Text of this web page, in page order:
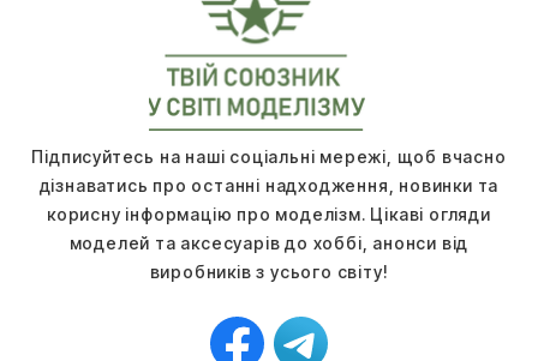
Підписуйтесь на наші соціальні мережі, щоб вчасно
дізнаватись про останні надходження, новинки та
корисну інформацію про моделізм. Цікаві огляди
моделей та аксесуарів до хоббі, анонси від
виробників з усього світу!